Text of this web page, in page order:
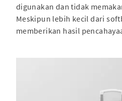
digunakan dan tidak
Meskipun lebih kecil dari
memberikan hasil